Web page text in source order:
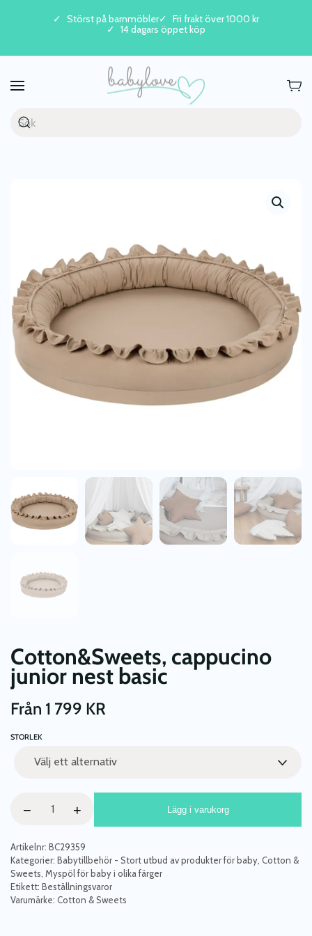
Skip to main content
Störst på barnmöbler
Fri frakt över 1000 kr
14 dagars öppet köp
Cotton&Sweets, cappucino
junior nest basic
Från 1 799 KR
STORLEK
cappucino
nest
basic
mängd
− + Lägg i varukorg
Artikelnr: BC29359
Kategorier: Babytillbehör - Stort utbud av produkter för baby Cotton &
Sweets Myspöl för baby i olika färger
Etikett: Beställningsvaror
Varumärke: Cotton & Sweets